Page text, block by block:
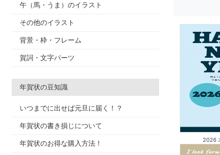
午（馬・うま）のイラスト
その他のイラスト
背景・枠・フレーム
賀詞・文字パーツ
年賀状の豆知識
いつまでに出せば元旦に届く！？
年賀状の書き損じについて
年賀状のお得な購入方法！ 2026